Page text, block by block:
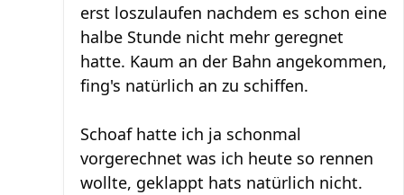
erst loszulaufen nachdem es schon eine
halbe Stunde nicht mehr geregnet
hatte. Kaum an der Bahn angekommen,
fing's natürlich an zu schiffen.
Schoaf hatte ich ja schonmal
vorgerechnet was ich heute so rennen
wollte, geklappt hats natürlich nicht.